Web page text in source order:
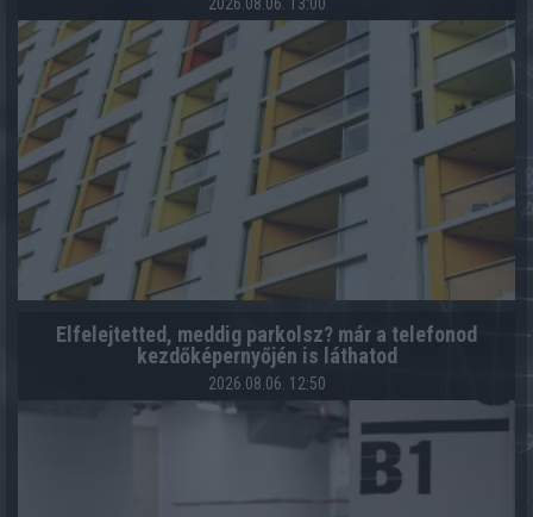
2026.08.06. 13:00
Elfelejtetted, meddig parkolsz? már a telefonod
kezdőképernyőjén is láthatod
2026.08.06. 12:50